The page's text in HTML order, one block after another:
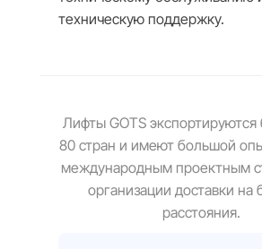
техническую поддержку.
Лифты GOTS
80 стран и имеют большой
международным проектным
организации доставки на
расстояния.